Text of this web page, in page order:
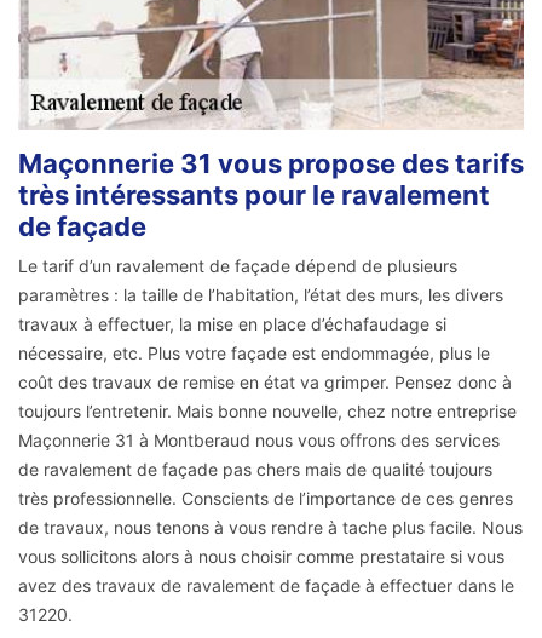
Maçonnerie 31 vous propose des tarifs
très intéressants pour le ravalement
de façade
Le tarif d’un ravalement de façade dépend de plusieurs
paramètres : la taille de l’habitation, l’état des murs, les divers
travaux à effectuer, la mise en place d’échafaudage si
nécessaire, etc. Plus votre façade est endommagée, plus le
coût des travaux de remise en état va grimper. Pensez donc à
toujours l’entretenir. Mais bonne nouvelle, chez notre entreprise
Maçonnerie 31 à Montberaud nous vous offrons des services
de ravalement de façade pas chers mais de qualité toujours
très professionnelle. Conscients de l’importance de ces genres
de travaux, nous tenons à vous rendre à tache plus facile. Nous
vous sollicitons alors à nous choisir comme prestataire si vous
avez des travaux de ravalement de façade à effectuer dans le
31220.